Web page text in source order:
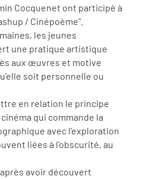
Cocquenet ont participé à
/ Cinépoème".
les jeunes
une pratique artistique
aux œuvres et motive
soit personnelle ou
en relation le principe
qui commande la
avec l'exploration
liées à l'obscurité, au
avoir découvert